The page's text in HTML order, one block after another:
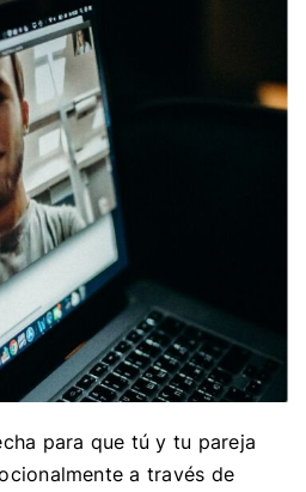
para que tú y tu pareja
a través de